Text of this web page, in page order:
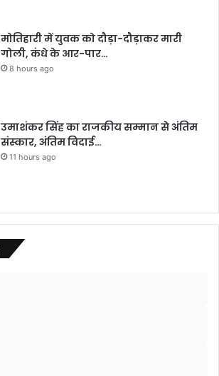
मोतिहारी में युवक को दौड़ा-दौड़ाकर मारी
गोली, कंधे के आर-पार…
8 hours ago
उमाशंकर सिंह का राजकीय सम्मान से अंतिम
संस्कार, अंतिम विदाई…
11 hours ago